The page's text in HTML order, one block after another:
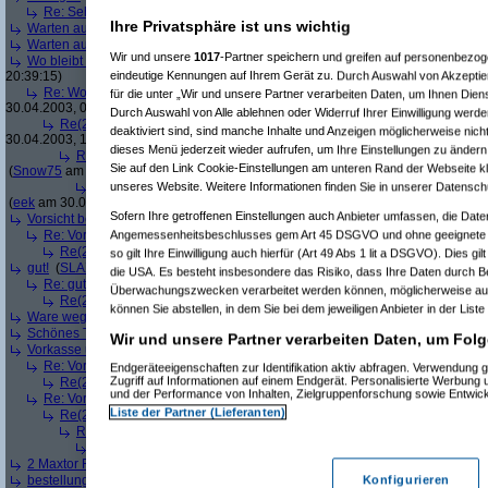
Re: Sehr gut.
Warten auf Bestellung(Cubbyam 29.04.2003, 19:02:50)
Warten auf Bestellung
Wo bleibt meine Bestellung??? Der "Service" nach der Bestellung lässt zu
20:39:15)
Re: Wo bleibt meine Bestellung??? Der "Service" nach der Bestellung
30.04.2003, 08:44:57)
Re(2): Wo bleibt meine Bestellung??? Der "Service" nach der
30.04.2003, 14:26:19)
Re(3): Wo bleibt meine Bestellung??? Der "Service" nach der
(Snow75 am 30.04.2003, 16:33:00)
Re(4): Wo bleibt meine Bestellung??? Der "Service" nach der
(eek am 30.04.2003, 17:32:41)
Vorsicht bei Vorkasse, Stornierung nicht möglich ;-((kopfwundeam
Re: Vorsicht bei Vorkasse, Stornierung nicht möglich ;-(( Snow75am
Re(2): Vorsicht bei Vorkasse, Stornierung nicht möglich ;-((eekam
gut! (SLAX
am 30.04.2003, 00:01:46)
Re: gut!
eekam 30.04.2003, 14:15:53)
Re(2): gut!
Mindfactory am 30.04.2003, 14:30:19)
Ware wegen Defekt return to Mindfactory. Einfach gebügelt.(fritzgroupyam
Schönes TFT zu einem schönen Preis(Peter_aus_Karlsruheam 01.05.2003,
Vorkasse und Versand( Goethe12am 01.05.2003, 14:36:06)
Re: Vorkasse und Versand(Crazycrack87am 02.05.2003, 05:53:26)
Re(2): Vorkasse und Versand(rudi_ibkam 02.05.2003, 06:11:45)
Re: Vorkasse und Versand(kopfwundeam 02.05.2003, 10:06:49)
Re(2): Vorkasse und Versand(Snow75
Re(3): Vorkasse und Versand
2 Maxtor Festplatten gekauft
am 01.05.2003, 16:46:55)
bestellung drucker canon 850 i (das dauert und dauert und dauert)(michael1
Ihre Privatsphäre ist uns wichtig
Wir und unsere 1017-Partner speichern und greifen auf
eindeutige Kennungen auf Ihrem Gerät zu. Durch Auswahl von
für die unter „Wir und unsere Partner verarbeiten Daten, um Ihnen
Durch Auswahl von Alle ablehnen oder Widerruf Ihrer Einwilligung
deaktiviert sind, sind manche Inhalte und Anzeigen möglicherweise
dieses Menü jederzeit wieder aufrufen, um Ihre Einstellungen zu
Sie auf den Link Cookie-Einstellungen am unteren Rand der Webseite
unseres Website. Weitere Informationen finden Sie in unserer
Sofern Ihre getroffenen Einstellungen auch Anbieter umfassen, die
Angemessenheitsbeschlusses gem Art 45 DSGVO und ohne
so gilt Ihre Einwilligung auch hierfür (Art 49 Abs 1 lit a DSGVO). Dies
die USA. Es besteht insbesondere das Risiko, dass Ihre Daten durch
Überwachungszwecken verarbeitet werden können, möglicherweise
können Sie abstellen, in dem Sie bei dem jeweiligen Anbieter in der
Wir und unsere Partner verarbeiten Daten, um
Endgeräteeigenschaften zur Identifikation aktiv abfragen. Verwendung
Zugriff auf Informationen auf einem Endgerät. Personalisierte Werbung
und der Performance von Inhalten, Zielgruppenforschung sowie
Liste der Partner (Lieferanten)
Konfigurieren